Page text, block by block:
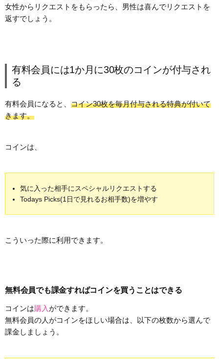
女性からリクエストをもらったら、男性は喜んでリクエストを
返すでしょう。
有料会員には1か月に30枚のコインが付与され
る
有料会員になると、 コイン30枚を毎月付与される特典が付いて
きます。
コインは、
気に入った相手にスペシャルリクエストする
Todays Picks(1日で見れるお相手数)を増やす
こういった際に利用できます。
無料会員でも課金すればコインを買うことはできる
コインは購入ができます。
無料会員の人がコインをほしい場合は、以下の枚数から選んで
課金しましょう。